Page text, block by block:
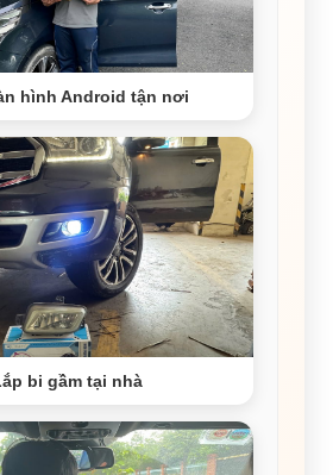
hình Android tận nơi
bi gầm tại nhà